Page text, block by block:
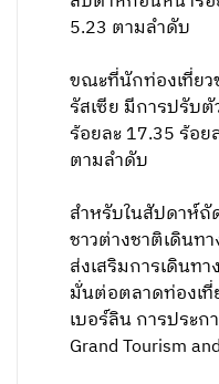
5.23 ตามลำดับ
ขณะที่นักท่องเที่ยว
รัสเซีย มีการปรับ
ร้อยละ 17.35 ร้อย
ตามลำดับ
สําหรับในสัปดาห์ถั
ชาวต่างชาติเดินท
ส่งเสริมการเดินท
มั่นต่อตลาดท่องเที่
เบอร์ลิน การประก
Grand Tourism